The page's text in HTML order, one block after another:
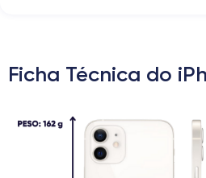
Ficha Técnica do